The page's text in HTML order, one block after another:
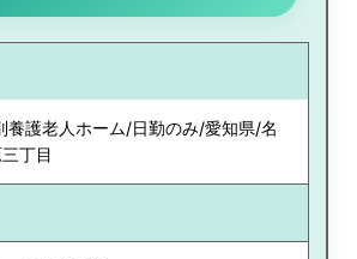
養護老人ホーム/日勤のみ/愛知県/名
丁目